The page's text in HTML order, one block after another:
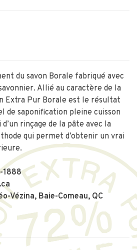
du savon Borale fabriqué avec
Allié au caractère de la
Extra Pur Borale est le résultat
de saponification pleine cuisson
rinçage de la pâte avec la
qui permet d’obtenir un vrai
1888
Vézina, Baie-Comeau, QC